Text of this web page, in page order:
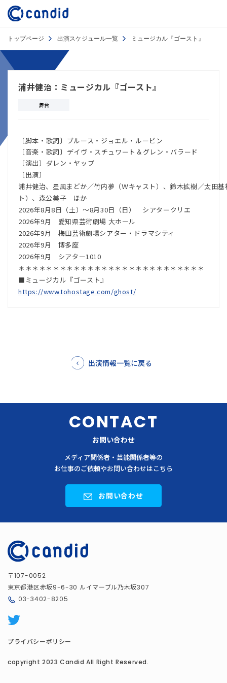
トップページ 出演スケジュール一覧 ミュージカル『ゴースト』
浦井健治：ミュージカル『ゴースト』
舞台
〔脚本・歌詞〕ブルース・ジョエル・ルービン
〔音楽・歌詞〕デイヴ・スチュワート＆グレン・バラード
〔演出〕ダレン・ヤップ
〔出演〕
浦井健治、星風まどか／竹内夢（Ｗキャスト）、鈴木拡樹／太田
ト）、森公美子 ほか
2026年8月8日（土）～8月30日（日） シアタークリエ
2026年9月 愛知県芸術劇場 大ホール
2026年9月 梅田芸術劇場シアター・ドラマシティ
2026年9月 博多座
2026年9月 シアター1010
＊＊＊＊＊＊＊＊＊＊＊＊＊＊＊＊＊＊＊＊＊＊＊＊＊＊＊
■ミュージカル『ゴースト』
https://www.tohostage.com/ghost/
出演情報一覧に戻る
CONTACT
お問い合わせ
メディア関係者・芸能関係者等の
お仕事のご依頼やお問い合わせはこちら
お問い合わせ
〒107-0052
東京都港区赤坂9-6-30 ルイマーブル乃木坂307
03-3402-8205
プライバシーポリシー
copyright 2023 Candid All Right Reserved.